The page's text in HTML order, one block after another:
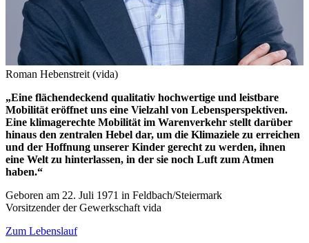
Roman Hebenstreit (vida)
„Eine flächendeckend qualitativ hochwertige und leistbare
Mobilität eröffnet uns eine Vielzahl von Lebensperspektiven.
Eine klimagerechte Mobilität im Warenverkehr stellt darüber
hinaus den zentralen Hebel dar, um die Klimaziele zu erreichen
und der Hoffnung unserer Kinder gerecht zu werden, ihnen
eine Welt zu hinterlassen, in der sie noch Luft zum Atmen
haben.“
Geboren am 22. Juli 1971 in Feldbach/Steiermark
Vorsitzender der Gewerkschaft vida
Zum Lebenslauf